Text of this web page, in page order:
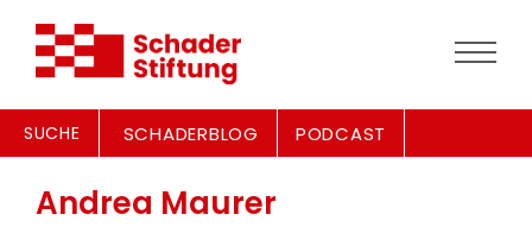
SUCHE SCHADERBLOG PODCAST
Andrea Maurer